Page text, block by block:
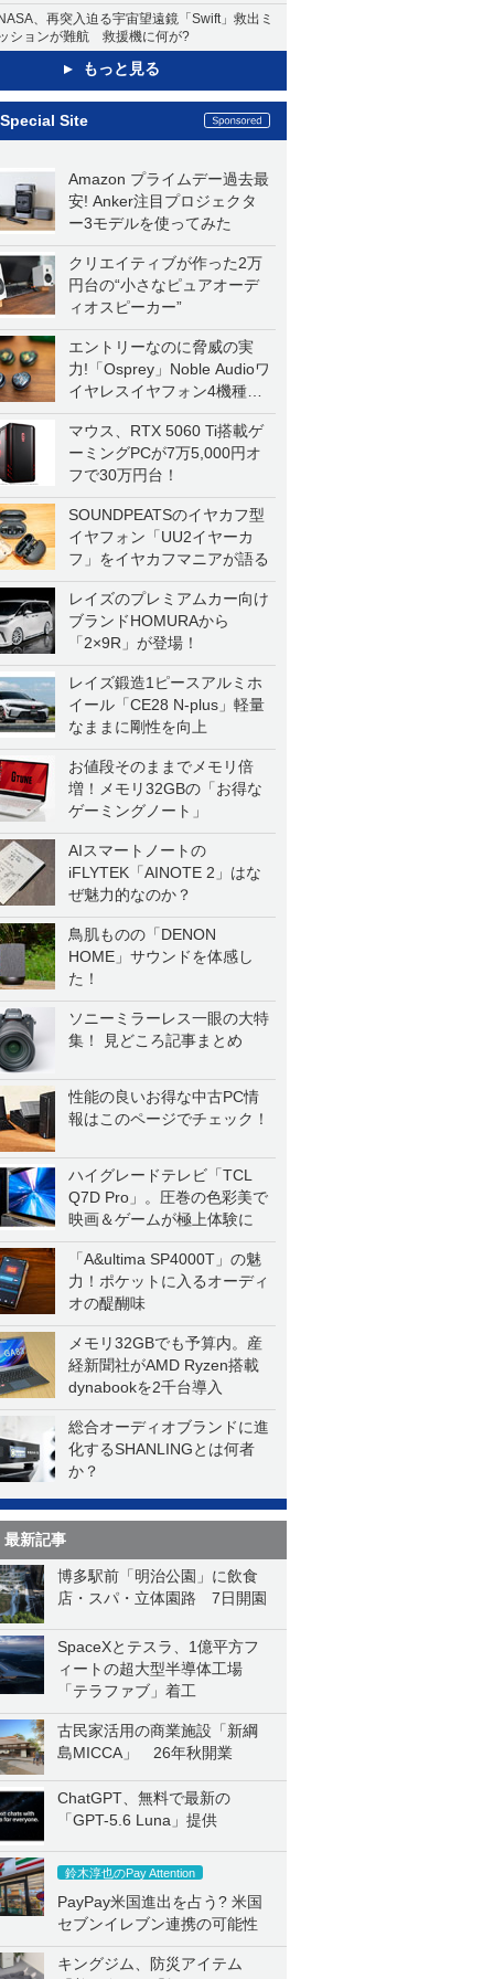
、再突入迫る宇宙望遠鏡「Swift」救出ミ
ションが難航 救援機に何が?
もっと見る
Special Site
Amazon プライムデー過去最
安! Anker注目プロジェクタ
ー3モデルを使ってみた
クリエイティブが作った2万
円台の“小さなピュアオーデ
ィオスピーカー”
エントリーなのに脅威の実
力!「Osprey」Noble Audioワ
イヤレスイヤフォン4機種を
一気に聴く
マウス、RTX 5060 Ti搭載ゲ
ーミングPCが7万5,000円オ
フで30万円台！
SOUNDPEATSのイヤカフ型
イヤフォン「UU2イヤーカ
フ」をイヤカフマニアが語る
レイズのプレミアムカー向け
ブランドHOMURAから
「2×9R」が登場！
レイズ鍛造1ピースアルミホ
イール「CE28 N-plus」軽量
なままに剛性を向上
お値段そのままでメモリ倍
増！メモリ32GBの「お得な
ゲーミングノート」
AIスマートノートの
iFLYTEK「AINOTE 2」はな
ぜ魅力的なのか？
鳥肌ものの「DENON
HOME」サウンドを体感し
た！
ソニーミラーレス一眼の大特
集！ 見どころ記事まとめ
性能の良いお得な中古PC情
報はこのページでチェック！
ハイグレードテレビ「TCL
Q7D Pro」。圧巻の色彩美で
映画＆ゲームが極上体験に
「A&ultima SP4000T」の魅
力！ポケットに入るオーディ
オの醍醐味
メモリ32GBでも予算内。産
経新聞社がAMD Ryzen搭載
dynabookを2千台導入
総合オーディオブランドに進
化するSHANLINGとは何者
か？
最新記事
博多駅前「明治公園」に飲食
店・スパ・立体園路 7日開園
SpaceXとテスラ、1億平方フ
ィートの超大型半導体工場
「テラファブ」着工
古民家活用の商業施設「新綱
島MICCA」 26年秋開業
ChatGPT、無料で最新の
「GPT-5.6 Luna」提供
鈴木淳也のPay Attention
PayPay米国進出を占う? 米国
セブンイレブン連携の可能性
キングジム、防災アイテム